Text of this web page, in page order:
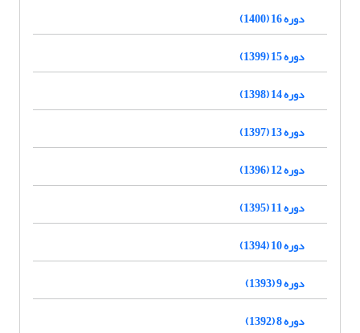
دوره 16 (1400)
دوره 15 (1399)
دوره 14 (1398)
دوره 13 (1397)
دوره 12 (1396)
دوره 11 (1395)
دوره 10 (1394)
دوره 9 (1393)
دوره 8 (1392)